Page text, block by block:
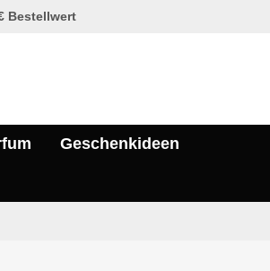
Bestellwert
Geschenkideen